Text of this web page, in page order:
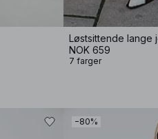
Løstsittende lange
NOK 659
7 farger
−80%